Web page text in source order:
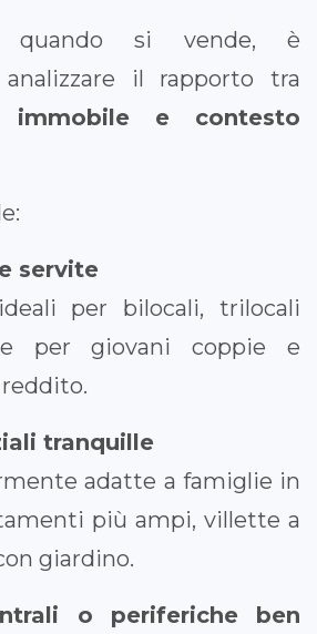
quando si vende, è
il rapporto tra
e contesto
servite
per bilocali, trilocali
per giovani coppie e
tranquille
adatte a famiglie in
più ampi, villette a
giardino.
o periferiche ben